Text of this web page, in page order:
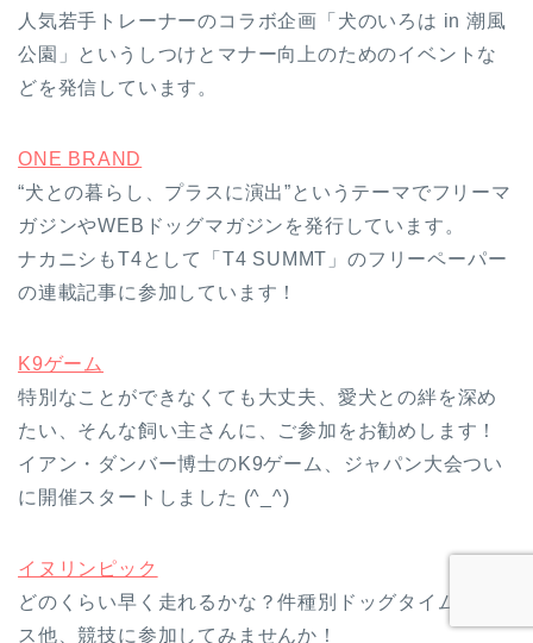
人気若手トレーナーのコラボ企画「犬のいろは in 潮風
公園」というしつけとマナー向上のためのイベントな
どを発信しています。
ONE BRAND
“犬との暮らし、プラスに演出”というテーマでフリーマ
ガジンやWEBドッグマガジンを発行しています。
ナカニシもT4として「T4 SUMMT」のフリーペーパー
の連載記事に参加しています！
K9ゲーム
特別なことができなくても大丈夫、愛犬との絆を深め
たい、そんな飼い主さんに、ご参加をお勧めします！
イアン・ダンバー博士のK9ゲーム、ジャパン大会つい
に開催スタートしました (^_^)
イヌリンピック
どのくらい早く走れるかな？件種別ドッグタイムレー
ス他、競技に参加してみませんか！